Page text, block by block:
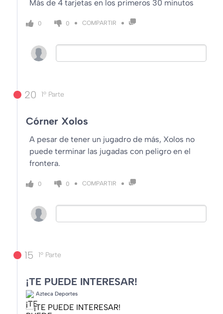
Más de 4 tarjetas en los primeros 30 minutos
0 0 COMPARTIR
20 1º Parte
Córner Xolos
A pesar de tener un jugadro de más, Xolos no
puede terminar las jugadas con peligro en el
frontera.
0 0 COMPARTIR
15 1º Parte
¡TE PUEDE INTERESAR!
Azteca Deportes